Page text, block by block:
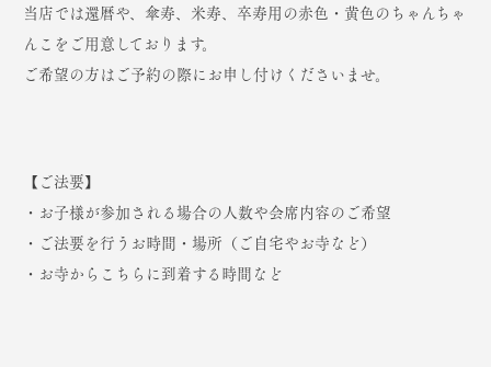
当店では還暦や、傘寿、米寿、卒寿用の赤色・黄色のちゃんちゃ
んこをご用意しております。
ご希望の方はご予約の際にお申し付けくださいませ。
【ご法要】
・お子様が参加される場合の人数や会席内容のご希望
・ご法要を行うお時間・場所（ご自宅やお寺など）
・お寺からこちらに到着する時間など